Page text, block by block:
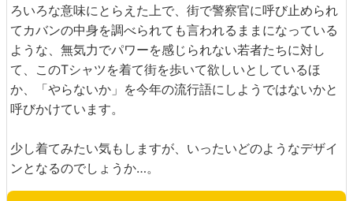
ろいろな意味にとらえた上で、街で警察官に呼び止められ
てカバンの中身を調べられても言われるままになっている
ような、無気力でパワーを感じられない若者たちに対し
て、このTシャツを着て街を歩いて欲しいとしているほ
か、「やらないか」を今年の流行語にしようではないかと
呼びかけています。
少し着てみたい気もしますが、いったいどのようなデザイ
ンとなるのでしょうか…。